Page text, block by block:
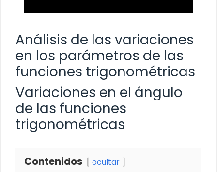
Análisis de las variaciones
en los parámetros de las
funciones trigonométricas
Variaciones en el ángulo
de las funciones
trigonométricas
Contenidos ocultar